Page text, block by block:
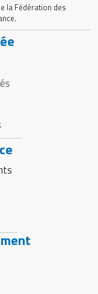
la Fédération des